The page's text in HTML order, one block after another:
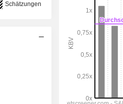
Schätzungen